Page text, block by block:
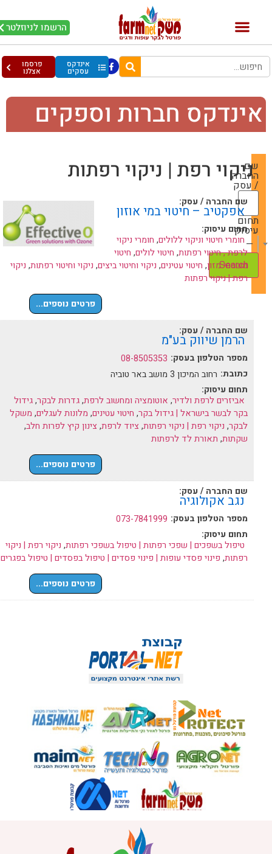
הרשמו לניוזלטר
אינדקס
עסקים
פרסמו
אצלנו
חברות וספקים
שם
החברה
/ עסק
תחום
עיסוק
— Choose One —
ניקוי רפת | ניקוי רפתות
שם החברה / עסק:
אפקטיב – חיטוי במי אוזון
תחום עיסוק:
חומרי חיטוי וניקוי ללולים,חומרי ניקוי
לרפת , חיטוי רפתות,חיטוי לולים,חיטוי
משטחי מזון,חיטוי עטינים,ניקוי וחיטוי ביצים,ניקוי וחיטוי רפתות,ניקוי
רפת | ניקוי רפתות
פרטים נוספים...
שם החברה / עסק:
הרמן שיווק בע"מ
מספר הטלפון בעסק: 08-8505353
כתובת: רחוב המיכון 3 מושב באר טוביה
תחום עיסוק:
אביזרים לרפת ולדיר,אוטומציה ומחשוב לרפת,גדרות לבקר,גידול
בקר לבשר בישראל | גידול בקר,חיטוי עטינים,מלונות לעגלים,משקל
לבקר,ניקוי רפת | ניקוי רפתות,ציוד לרפת,צינון קיץ לפרות חלב,
שקתות,תאורת לד לרפתות
פרטים נוספים...
שם החברה / עסק:
נגב אקולוגיה
מספר הטלפון בעסק: 073-7841999
תחום עיסוק:
טיפול בשפכים | שפכי רפתות | טיפול בשפכי רפתות,ניקוי רפת | ניקוי
רפתות,פינוי פסדי עופות | פינוי פסדים | טיפול בפסדים | טיפול בפגרים
פרטים נוספים...